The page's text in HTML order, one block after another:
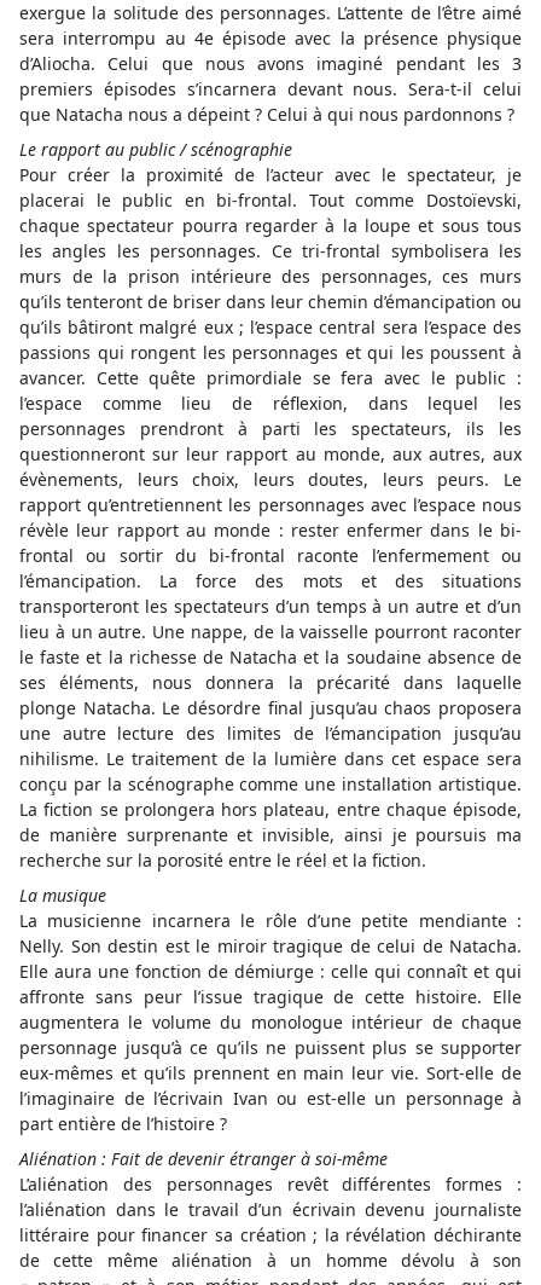
exergue la solitude des personnages. L’attente de l’être aimé
sera interrompu au 4e épisode avec la présence physique
d’Aliocha. Celui que nous avons imaginé pendant les 3
premiers épisodes s’incarnera devant nous. Sera-t-il celui
que Natacha nous a dépeint ? Celui à qui nous pardonnons ?
Le rapport au public / scénographie
Pour créer la proximité de l’acteur avec le spectateur, je
placerai le public en bi-frontal. Tout comme Dostoïevski,
chaque spectateur pourra regarder à la loupe et sous tous
les angles les personnages. Ce tri-frontal symbolisera les
murs de la prison intérieure des personnages, ces murs
qu’ils tenteront de briser dans leur chemin d’émancipation ou
qu’ils bâtiront malgré eux ; l’espace central sera l’espace des
passions qui rongent les personnages et qui les poussent à
avancer. Cette quête primordiale se fera avec le public :
l’espace comme lieu de réflexion, dans lequel les
personnages prendront à parti les spectateurs, ils les
questionneront sur leur rapport au monde, aux autres, aux
évènements, leurs choix, leurs doutes, leurs peurs. Le
rapport qu’entretiennent les personnages avec l’espace nous
révèle leur rapport au monde : rester enfermer dans le bi-
frontal ou sortir du bi-frontal raconte l’enfermement ou
l’émancipation. La force des mots et des situations
transporteront les spectateurs d’un temps à un autre et d’un
lieu à un autre. Une nappe, de la vaisselle pourront raconter
le faste et la richesse de Natacha et la soudaine absence de
ses éléments, nous donnera la précarité dans laquelle
plonge Natacha. Le désordre final jusqu’au chaos proposera
une autre lecture des limites de l’émancipation jusqu’au
nihilisme. Le traitement de la lumière dans cet espace sera
conçu par la scénographe comme une installation artistique.
La fiction se prolongera hors plateau, entre chaque épisode,
de manière surprenante et invisible, ainsi je poursuis ma
recherche sur la porosité entre le réel et la fiction.
La musique
La musicienne incarnera le rôle d’une petite mendiante :
Nelly. Son destin est le miroir tragique de celui de Natacha.
Elle aura une fonction de démiurge : celle qui connaît et qui
affronte sans peur l’issue tragique de cette histoire. Elle
augmentera le volume du monologue intérieur de chaque
personnage jusqu’à ce qu’ils ne puissent plus se supporter
eux-mêmes et qu’ils prennent en main leur vie. Sort-elle de
l’imaginaire de l’écrivain Ivan ou est-elle un personnage à
part entière de l’histoire ?
Aliénation : Fait de devenir étranger à soi-même
L’aliénation des personnages revêt différentes formes :
l’aliénation dans le travail d’un écrivain devenu journaliste
littéraire pour financer sa création ; la révélation déchirante
de cette même aliénation à un homme dévolu à son